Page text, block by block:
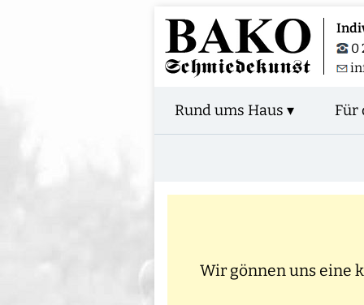
0
Rund ums Haus ▾ Für
Wir gönnen uns eine